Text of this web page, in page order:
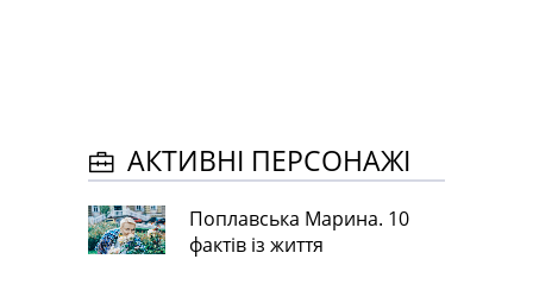
АКТИВНІ ПЕРСОНАЖІ
Поплавська Марина. 10
фактів із життя